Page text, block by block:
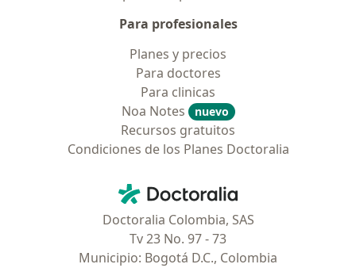
Para profesionales
Planes y precios
Para doctores
Para clinicas
Noa Notes
nuevo
Recursos gratuitos
Condiciones de los Planes Doctoralia
Doctoralia - Página de inicio
Doctoralia Colombia, SAS
Tv 23 No. 97 - 73
Municipio: Bogotá D.C., Colombia